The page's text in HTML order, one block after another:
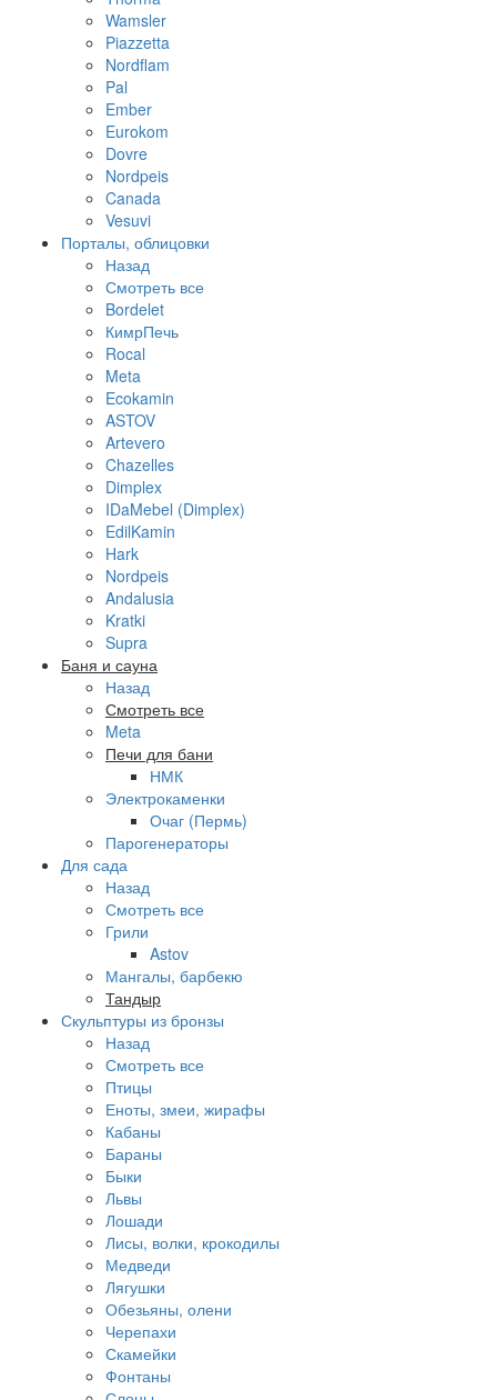
Wamsler
Piazzetta
Nordflam
Pal
Ember
Eurokom
Dovre
Nordpeis
Canada
Vesuvi
Порталы, облицовки
Назад
Смотреть все
Bordelet
КимрПечь
Rocal
Meta
Ecokamin
ASTOV
Artevero
Chazelles
Dimplex
IDaMebel (Dimplex)
EdilKamin
Hark
Nordpeis
Andalusia
Kratki
Supra
Баня и сауна
Назад
Смотреть все
Meta
Печи для бани
НМК
Электрокаменки
Очаг (Пермь)
Парогенераторы
Для сада
Назад
Смотреть все
Грили
Astov
Мангалы, барбекю
Тандыр
Скульптуры из бронзы
Назад
Смотреть все
Птицы
Еноты, змеи, жирафы
Кабаны
Бараны
Быки
Львы
Лошади
Лисы, волки, крокодилы
Медведи
Лягушки
Обезьяны, олени
Черепахи
Скамейки
Фонтаны